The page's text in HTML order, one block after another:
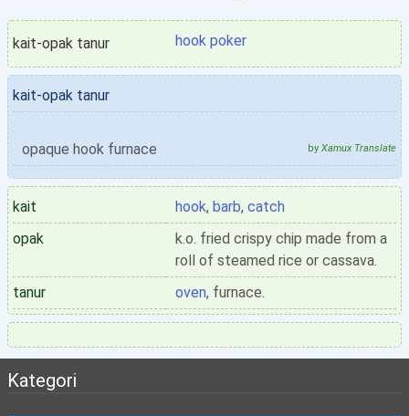
kait-opak tanur hook poker
kait-opak tanur
opaque hook furnace by Xamux Translate
kait hook, barb, catch
opak
k.o. fried crispy chip made from a
roll of steamed rice or cassava.
tanur
oven, furnace.
Kategori